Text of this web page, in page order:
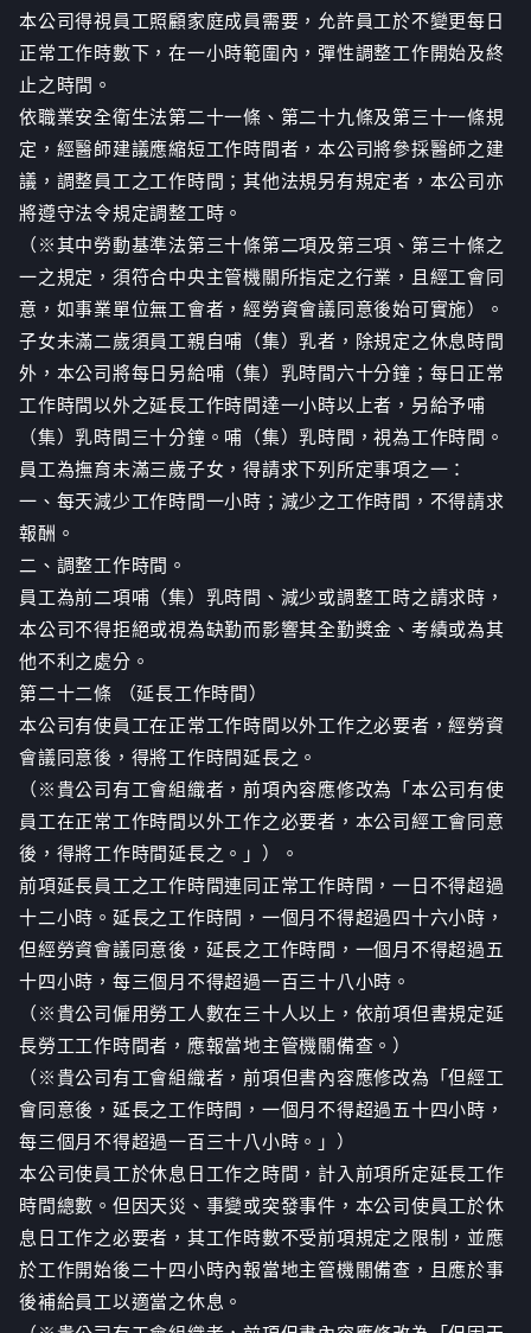
本公司得視員工照顧家庭成員需要，允許員工於不變更每日
正常工作時數下，在一小時範圍內，彈性調整工作開始及終
止之時間。
依職業安全衛生法第二十一條、第二十九條及第三十一條規
定，經醫師建議應縮短工作時間者，本公司將參採醫師之建
議，調整員工之工作時間；其他法規另有規定者，本公司亦
將遵守法令規定調整工時。
（※其中勞動基準法第三十條第二項及第三項、第三十條之
一之規定，須符合中央主管機關所指定之行業，且經工會同
意，如事業單位無工會者，經勞資會議同意後始可實施）。
子女未滿二歲須員工親自哺（集）乳者，除規定之休息時間
外，本公司將每日另給哺（集）乳時間六十分鐘；每日正常
工作時間以外之延長工作時間達一小時以上者，另給予哺
（集）乳時間三十分鐘。哺（集）乳時間，視為工作時間。
員工為撫育未滿三歲子女，得請求下列所定事項之一：
一、每天減少工作時間一小時；減少之工作時間，不得請求
報酬。
二、調整工作時間。
員工為前二項哺（集）乳時間、減少或調整工時之請求時，
本公司不得拒絕或視為缺勤而影響其全勤獎金、考績或為其
他不利之處分。
第二十二條 （延長工作時間）
本公司有使員工在正常工作時間以外工作之必要者，經勞資
會議同意後，得將工作時間延長之。
（※貴公司有工會組織者，前項內容應修改為「本公司有使
員工在正常工作時間以外工作之必要者，本公司經工會同意
後，得將工作時間延長之。」）。
前項延長員工之工作時間連同正常工作時間，一日不得超過
十二小時。延長之工作時間，一個月不得超過四十六小時，
但經勞資會議同意後，延長之工作時間，一個月不得超過五
十四小時，每三個月不得超過一百三十八小時。
（※貴公司僱用勞工人數在三十人以上，依前項但書規定延
長勞工工作時間者，應報當地主管機關備查。）
（※貴公司有工會組織者，前項但書內容應修改為「但經工
會同意後，延長之工作時間，一個月不得超過五十四小時，
每三個月不得超過一百三十八小時。」）
本公司使員工於休息日工作之時間，計入前項所定延長工作
時間總數。但因天災、事變或突發事件，本公司使員工於休
息日工作之必要者，其工作時數不受前項規定之限制，並應
於工作開始後二十四小時內報當地主管機關備查，且應於事
後補給員工以適當之休息。